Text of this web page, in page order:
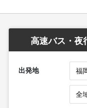
高速バス・夜
出発地